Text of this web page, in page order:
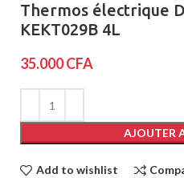
Thermos électrique
KEKT029B 4L
35.000CFA
AJOUTER
Add to wishlist